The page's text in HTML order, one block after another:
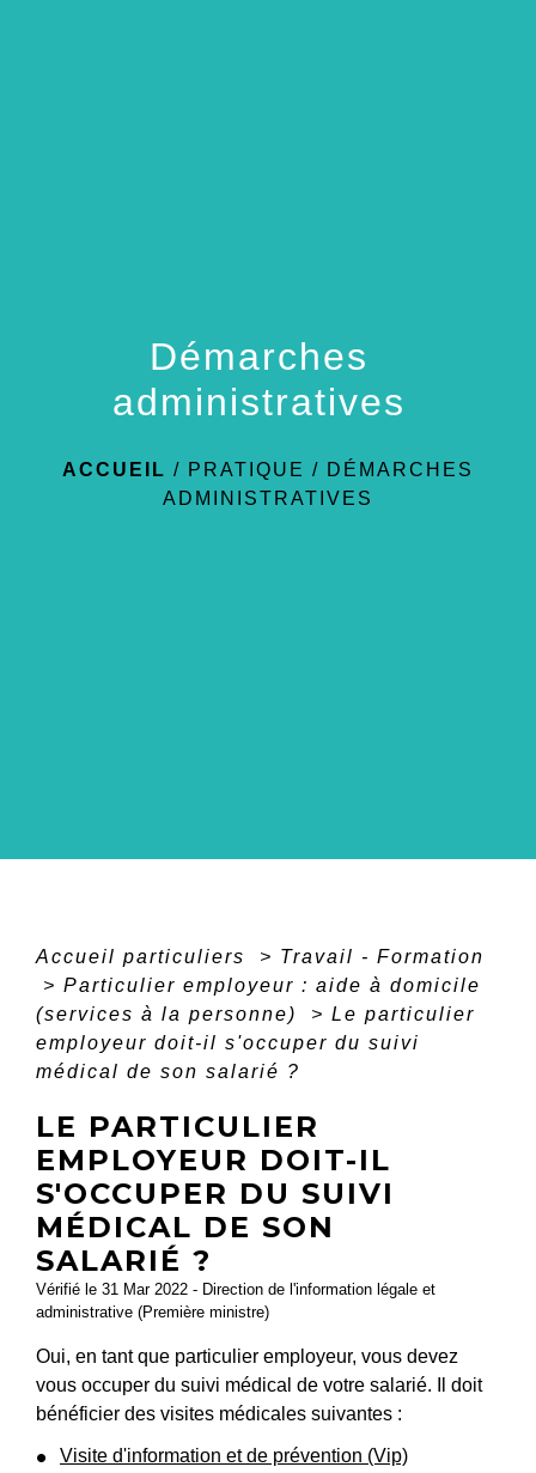
Démarches
administratives
ACCUEIL / PRATIQUE / DÉMARCHES
ADMINISTRATIVES
Accueil particuliers > Travail - Formation
> Particulier employeur : aide à domicile
(services à la personne)
> Le particulier
employeur doit-il s'occuper du suivi
médical de son salarié ?
LE PARTICULIER
EMPLOYEUR DOIT-IL
S'OCCUPER DU SUIVI
MÉDICAL DE SON
SALARIÉ ?
Vérifié le 31 Mar 2022 - Direction de l'information légale et
administrative (Première ministre)
Oui, en tant que particulier employeur, vous devez
vous occuper du suivi médical de votre salarié. Il doit
bénéficier des visites médicales suivantes :
Visite d'information et de prévention (Vip)